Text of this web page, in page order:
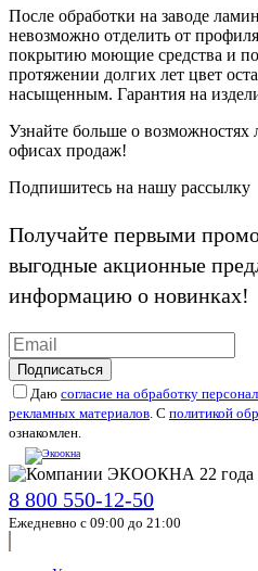
После обработки на заводе
невозможно отделить от
покрытию моющие средства и
протяжении долгих лет цвет
насыщенным. Гарантия на
Узнайте больше о
офисах продаж!
Подпишитесь на нашу рассылку
Получайте первыми
выгодные акционные
информацию о новинках!
Подписаться
Даю согласие на обработку
рекламных материалов. С политикой
ознакомлен.
8 800 550-12-50
Ежедневно с 09:00 до 21:00